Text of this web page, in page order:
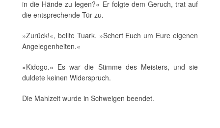
in die Hände zu legen?« Er folgte dem Geruch, trat auf
die entsprechende Tür zu.
»Zurück!«, bellte Tuark. »Schert Euch um Eure eigenen
Angelegenheiten.«
»Kidogo.« Es war die Stimme des Meisters, und sie
duldete keinen Widerspruch.
Die Mahlzeit wurde in Schweigen beendet.